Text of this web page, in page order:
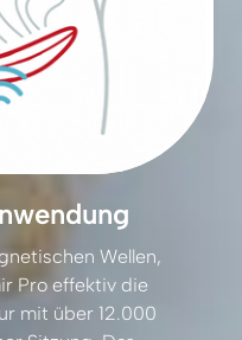
Pro effektiv
mit über